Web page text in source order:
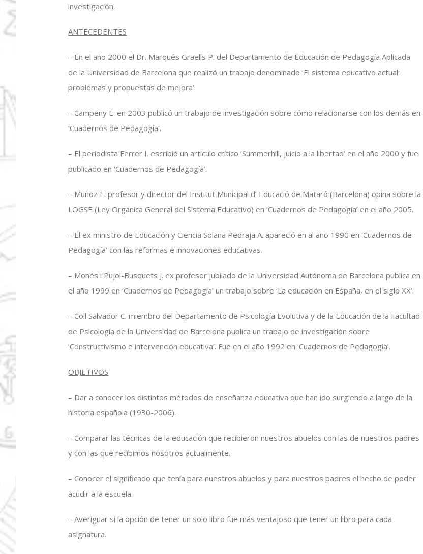
investigación.
ANTECEDENTES
– En el año 2000 el Dr. Marqués Graells P. del Departamento de Educación de Pedagogía Aplicada
de la Universidad de Barcelona que realizó un trabajo denominado ‘El sistema educativo actual:
problemas y propuestas de mejora’.
– Campeny E. en 2003 publicó un trabajo de investigación sobre cómo relacionarse con los demás en
‘Cuadernos de Pedagogía’.
– El periodista Ferrer I. escribió un articulo crítico ‘Summerhill, juicio a la libertad’ en el año 2000 y fue
publicado en ‘Cuadernos de Pedagogía’.
– Muñoz E. profesor y director del Institut Municipal d’ Educació de Mataró (Barcelona) opina sobre la
LOGSE (Ley Orgánica General del Sistema Educativo) en ‘Cuadernos de Pedagogía’ en el año 2005.
– El ex ministro de Educación y Ciencia Solana Pedraja A. apareció en al año 1990 en ‘Cuadernos de
Pedagogía’ con las reformas e innovaciones educativas.
– Monés i Pujol-Busquets J. ex profesor jubilado de la Universidad Autónoma de Barcelona publica en
el año 1999 en ‘Cuadernos de Pedagogía’ un trabajo sobre ‘La educación en España, en el siglo XX’.
– Coll Salvador C. miembro del Departamento de Psicología Evolutiva y de la Educación de la Facultad
de Psicología de la Universidad de Barcelona publica un trabajo de investigación sobre
‘Constructivismo e intervención educativa’. Fue en el año 1992 en ‘Cuadernos de Pedagogía’.
OBJETIVOS
– Dar a conocer los distintos métodos de enseñanza educativa que han ido surgiendo a largo de la
historia española (1930-2006).
– Comparar las técnicas de la educación que recibieron nuestros abuelos con las de nuestros padres
y con las que recibimos nosotros actualmente.
– Conocer el significado que tenía para nuestros abuelos y para nuestros padres el hecho de poder
acudir a la escuela.
– Averiguar si la opción de tener un solo libro fue más ventajoso que tener un libro para cada
asignatura.